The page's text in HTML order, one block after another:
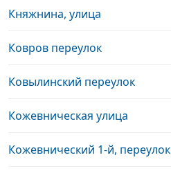
Княжнина, улица
Ковров переулок
Ковылинский переулок
Кожевническая улица
Кожевнический 1-й, переулок